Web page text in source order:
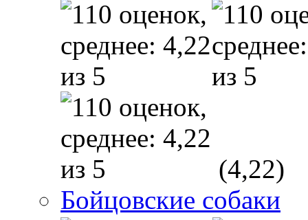
(4,22)
Бойцовские собаки